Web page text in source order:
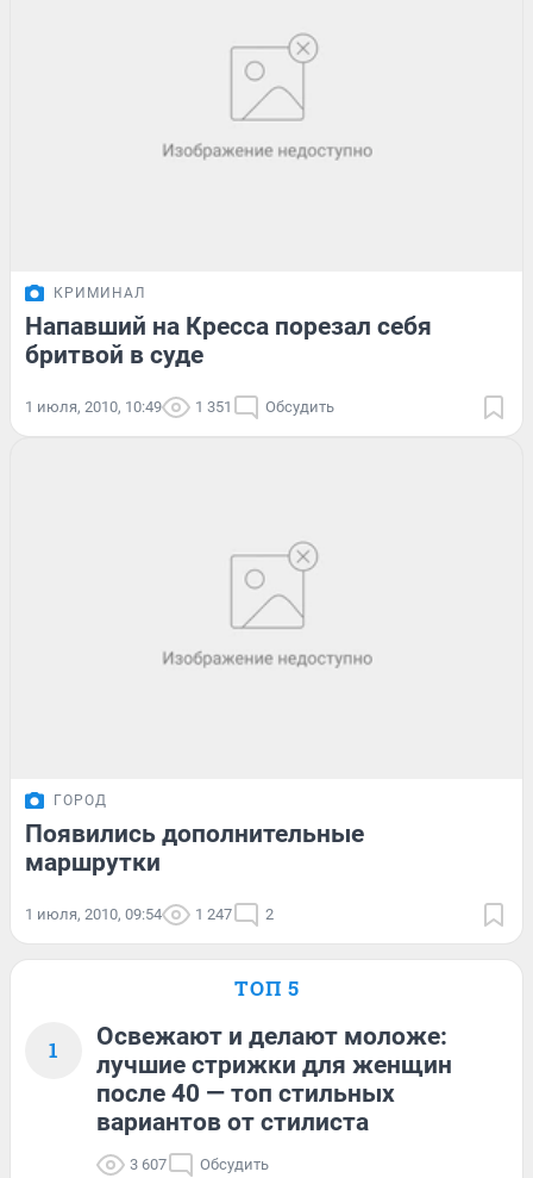
КРИМИНАЛ
Напавший на Кресса порезал себя
бритвой в суде
1 июля, 2010, 10:49 1 351 Обсудить
ГОРОД
Появились дополнительные
маршрутки
1 июля, 2010, 09:54 1 247 2
ТОП 5
1
Освежают и делают моложе:
лучшие стрижки для женщин
после 40 — топ стильных
вариантов от стилиста
3 607 Обсудить